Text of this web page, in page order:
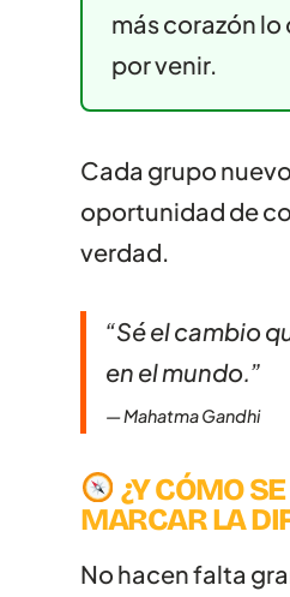
más corazón lo
por venir.
Cada grupo
oportunidad de
verdad.
“Sé el cambio
en el mundo.”
— Mahatma Gandhi
¿Y CÓMO
MARCAR LA
No hacen falta